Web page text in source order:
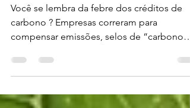
Créditos de Natureza
Você se lembra da febre dos créditos de
carbono ? Empresas correram para
compensar emissões, selos de “carbono